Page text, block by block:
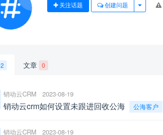
关注话题 创建问题
2 文章 0
销动云CRM 2023-08-19
销动云crm如何设置未跟进回收公海 公海客户
销动云CRM 2023-08-19